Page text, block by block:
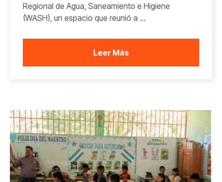
Regional de Agua, Saneamiento e Higiene
(WASH), un espacio que reunió a ...
Leer Más